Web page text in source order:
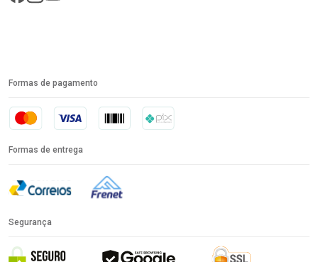
Formas de pagamento
Formas de entrega
Segurança